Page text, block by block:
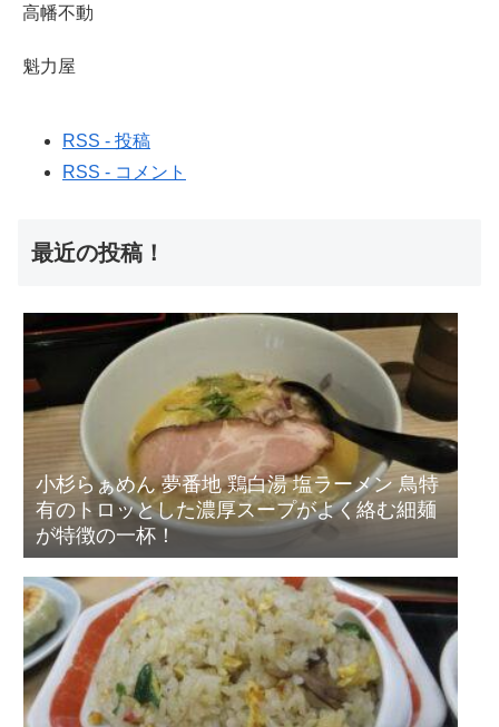
高幡不動
魁力屋
RSS - 投稿
RSS - コメント
最近の投稿！
小杉らぁめん 夢番地 鶏白湯 塩ラーメン 鳥特
有のトロッとした濃厚スープがよく絡む細麺
が特徴の一杯！